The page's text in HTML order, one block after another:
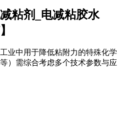
粘剂_电减粘胶水
业中用于降低粘附力的特殊化学
）需综合考虑多个技术参数与应